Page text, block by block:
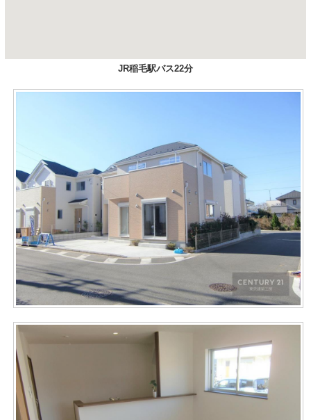
JR稲毛駅バス22分